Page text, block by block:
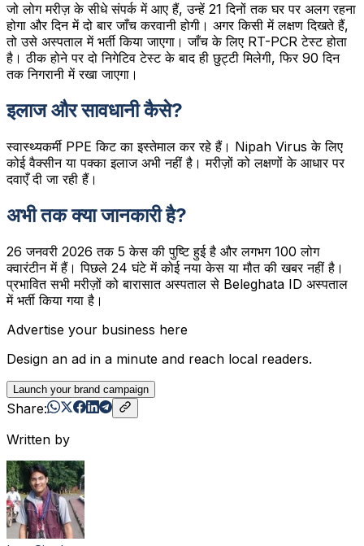
जो लोग मरीज़ के सीधे संपर्क में आए हैं, उन्हें 21 दिनों तक घर पर अलग रहना
होगा और दिन में दो बार जाँच करवानी होगी। अगर किसी में लक्षण दिखते हैं,
तो उसे अस्पताल में भर्ती किया जाएगा। जाँच के लिए RT-PCR टेस्ट होता
है। ठीक होने पर दो निगेटिव टेस्ट के बाद ही छुट्टी मिलेगी, फिर 90 दिन
तक निगरानी में रखा जाएगा।
इलाज और सावधानी कैसे?
स्वास्थ्यकर्मी PPE किट का इस्तेमाल कर रहे हैं। Nipah Virus के लिए
कोई वैक्सीन या पक्का इलाज अभी नहीं है। मरीज़ों को लक्षणों के आधार पर
दवाएँ दी जा रही हैं।
अभी तक क्या जानकारी है?
26 जनवरी 2026 तक 5 केस की पुष्टि हुई है और लगभग 100 लोग
क्वारंटीन में हैं। पिछले 24 घंटे में कोई नया केस या मौत की खबर नहीं है।
प्रभावित सभी मरीज़ों को बारासात अस्पताल से Beleghata ID अस्पताल
में भर्ती किया गया है।
Advertise your business here
Design an ad in a minute and reach local readers.
Launch your brand campaign
Share:
Written by